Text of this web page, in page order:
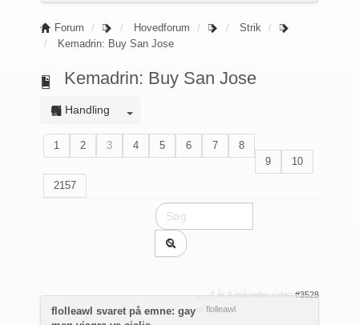
Forum Hovedforum
Strik
Kemadrin: Buy San Jose
Kemadrin: Buy San Jose
Handling
1 2 3 4 5 6 7
8
9
10
2157
4 år 9 måneder siden #3528
flolleawl
flolleawl svaret på emne: gay